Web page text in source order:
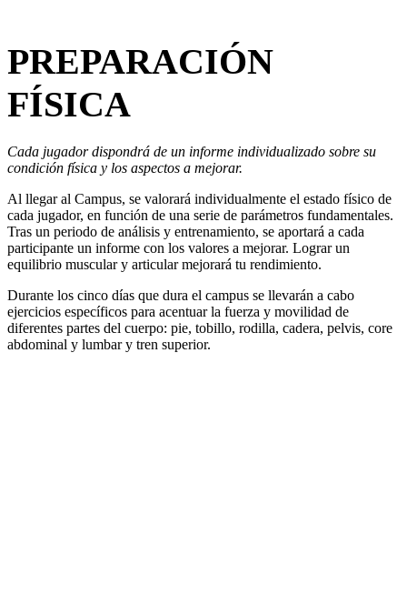
PREPARACIÓN
FÍSICA
Cada jugador dispondrá de un informe individualizado sobre su
condición física y los aspectos a mejorar.
Al llegar al Campus, se valorará individualmente el estado físico de
cada jugador, en función de una serie de parámetros fundamentales.
Tras un periodo de análisis y entrenamiento, se aportará a cada
participante un informe con los valores a mejorar. Lograr un
equilibrio muscular y articular mejorará tu rendimiento.
Durante los cinco días que dura el campus se llevarán a cabo
ejercicios específicos para acentuar la fuerza y movilidad de
diferentes partes del cuerpo: pie, tobillo, rodilla, cadera, pelvis, core
abdominal y lumbar y tren superior.